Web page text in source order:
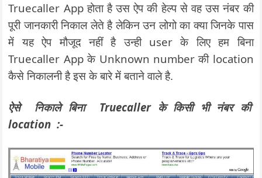
Truecaller App होता है उस ऐप की हेल्प से वह उस नंबर की
पूरी जानकारी निकाल लेते है लेकिन उन लोगो का क्या जिनके पास
में यह ऐप मौजूद नहीं है उन्ही user के लिए हम बिना
Truecaller App के Unknown number की location
कैसे निकालनी है इस के बारे में बताने वाले है.
ऐसे निकाले बिना Truecaller के किसी भी नंबर की
location :-